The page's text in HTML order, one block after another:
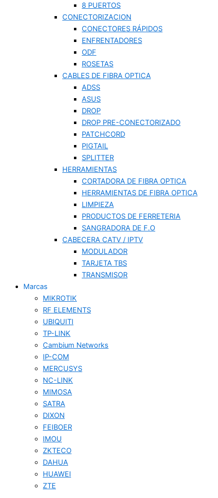
8 PUERTOS
CONECTORIZACION
CONECTORES RÁPIDOS
ENFRENTADORES
ODF
ROSETAS
CABLES DE FIBRA OPTICA
ADSS
ASUS
DROP
DROP PRE-CONECTORIZADO
PATCHCORD
PIGTAIL
SPLITTER
HERRAMIENTAS
CORTADORA DE FIBRA OPTICA
HERRAMIENTAS DE FIBRA OPTICA
LIMPIEZA
PRODUCTOS DE FERRETERIA
SANGRADORA DE F.O
CABECERA CATV / IPTV
MODULADOR
TARJETA TBS
TRANSMISOR
Marcas
MIKROTIK
RF ELEMENTS
UBIQUITI
TP-LINK
Cambium Networks
IP-COM
MERCUSYS
NC-LINK
MIMOSA
SATRA
DIXON
FEIBOER
IMOU
ZKTECO
DAHUA
HUAWEI
ZTE